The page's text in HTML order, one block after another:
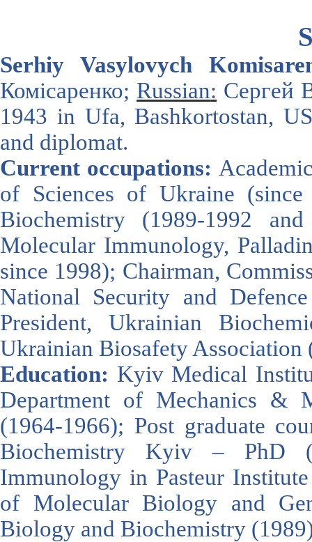
Serhiy Vasylovych
Комісаренко; Russian: Сергей
1943 in Ufa, Bashkortostan,
and diplomat.
Current occupations:
of Sciences of Ukraine
Biochemistry (1989-1992
Molecular Immunology,
since 1998); Chairman,
National Security and
President, Ukrainian
Ukrainian Biosafety Association
Education: Kyiv Medical
Department of Mechanics &
(1964-1966); Post graduate
Biochemistry Kyiv – PhD
Immunology in Pasteur
of Molecular Biology and
Biology and Biochemistry